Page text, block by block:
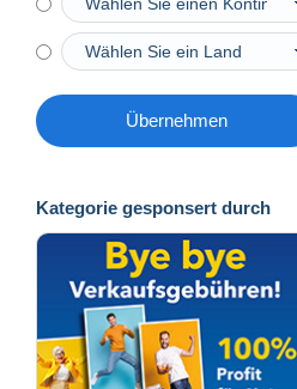
Übernehmen
Kategorie gesponsert durch